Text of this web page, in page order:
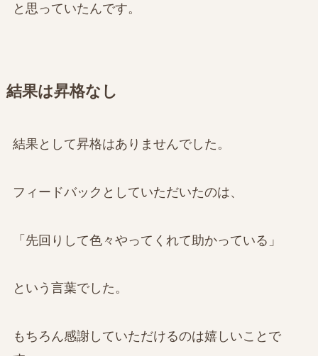
と思っていたんです。
結果は昇格なし
結果として昇格はありませんでした。
フィードバックとしていただいたのは、
「先回りして色々やってくれて助かっている」
という言葉でした。
もちろん感謝していただけるのは嬉しいことで